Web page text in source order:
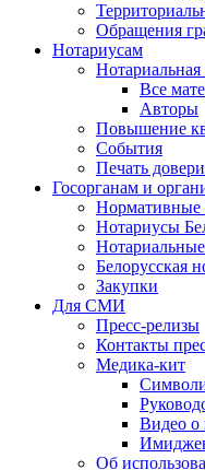
Обращения
Нотариусам
Нотариальная
Все
Авторы
Повышение
События
Печать
Госорганам и
Нормативные
Нотариусы
Белорусская
Закупки
Для СМИ
Пресс-релизы
Контакты
Медика-кит
Видео о
Об